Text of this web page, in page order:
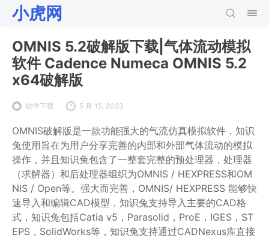
小虎网
OMNIS 5.2破解版下载|气体流动模拟
软件 Cadence Numeca OMNIS 5.2
x64破解版
软件下载 5 月 15, 2023
OMNIS破解版是一款功能强大的气流仿真模拟软件，知识
兔使用旨在为用户分享完善的内部和外部气体流动的模拟
操作，并且知识兔包含了一整套完整的预处理器，处理器
（求解器）和后处理器组织为OMNIS / HEXPRESS和OM
NIS / Open等。强大而完善，OMNIS/ HEXPRESS 能够快
速导入和编辑CAD模型，知识兔支持导入主要的CAD格
式，知识兔包括Catia v5，Parasolid，ProE，IGES，ST
EPS，SolidWorks等，知识兔支持通过CADNexus库直接